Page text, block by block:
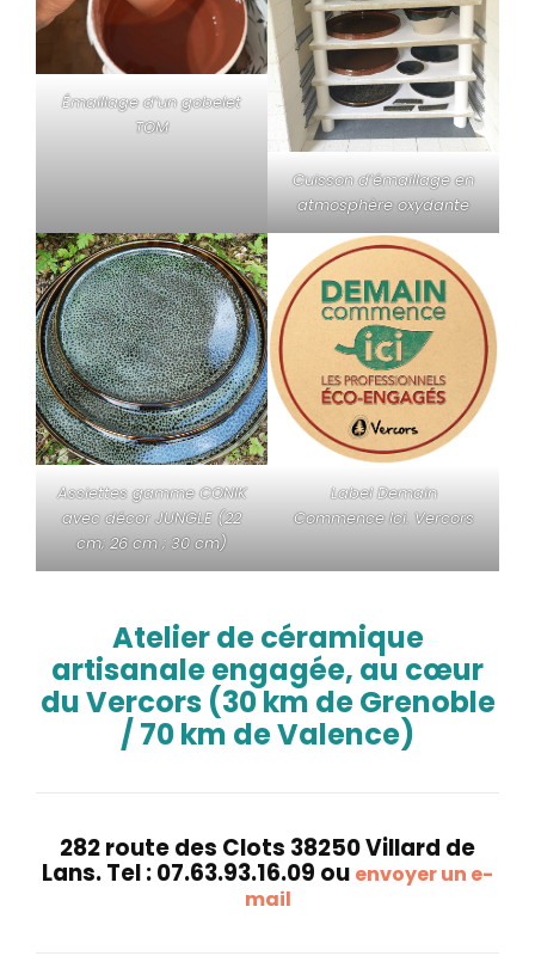
Émaillage d’un gobelet
TOM
Cuisson d’émaillage en
atmosphère oxydante
Assiettes gamme CONIK
avec décor JUNGLE (22
cm; 26 cm ; 30 cm)
Label Demain
Commence Ici. Vercors
Atelier de céramique
artisanale engagée, au cœur
du Vercors (30 km de Grenoble
/ 70 km de Valence)
282 route des Clots 38250 Villard de
Lans. Tel : 07.63.93.16.09 ou envoyer un e-
mail